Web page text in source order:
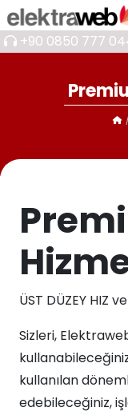
+90 0850 777
ÜST DÜZEY HIZ
Sizleri,
kullanılan
edebileceğiniz,